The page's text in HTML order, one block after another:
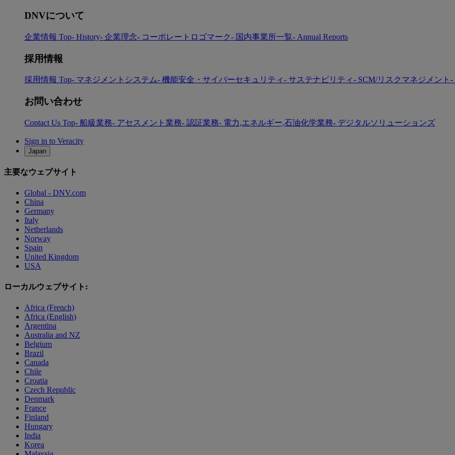
DNVについて
企業情報 Top- History- 企業理念- コーポレートロゴマーク- 国内事業所一覧- Annual Reports
採用情報
採用情報 Top- マネジメントシステム- 機能安全・サイバーセキュリティ- サステナビリティ- SCM/リスクマネジメント -
お問い合わせ
Contact Us Top- 船級業務- アセスメント業務- 認証業務- 電力,エネルギー,石油化学業務- デジタルソリューションズ
Sign in to Veracity
Japan
主要なウェブサイト
Global - DNV.com
China
Germany
Italy
Netherlands
Norway
Spain
United Kingdom
USA
ローカルウェブサイト:
Africa (French)
Africa (English)
Argentina
Australia and NZ
Belgium
Brazil
Canada
Chile
Croatia
Czech Republic
Denmark
France
Finland
Hungary
India
Korea